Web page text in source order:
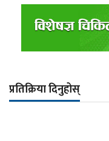
प्रतिक्रिया दिनुहोस्